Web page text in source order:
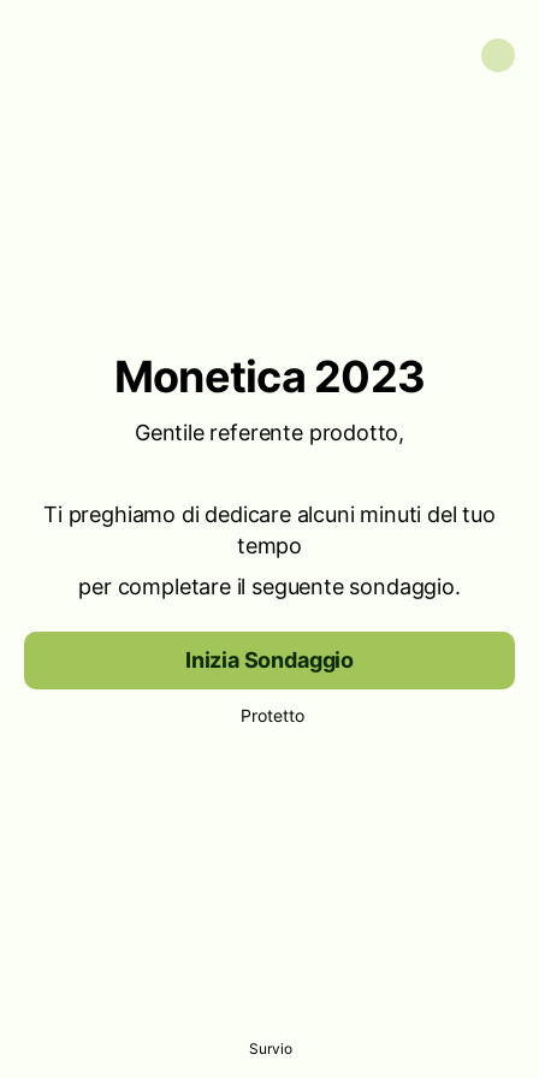
Monetica 2023
Gentile referente prodotto,
Ti preghiamo di dedicare alcuni minuti del tuo
tempo
per completare il seguente sondaggio.
Inizia Sondaggio
Protetto
Survio